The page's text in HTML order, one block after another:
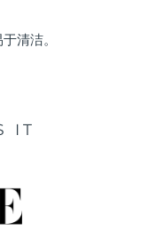
清洁。
IT